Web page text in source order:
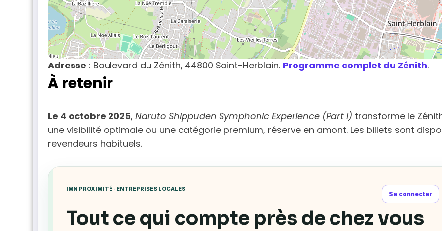
Adresse : Boulevard du Zénith, 44800 Saint-Herblain. Programme complet du Zénith.
À retenir
Le 4 octobre 2025, Naruto Shippuden Symphonic Experience (Part I) transforme le
une visibilité optimale ou une catégorie premium, réserve en amont. Les billets sont
revendeurs habituels.
IMN PROXIMITÉ · ENTREPRISES LOCALES
Se connecter
Tout ce qui compte près de chez vous